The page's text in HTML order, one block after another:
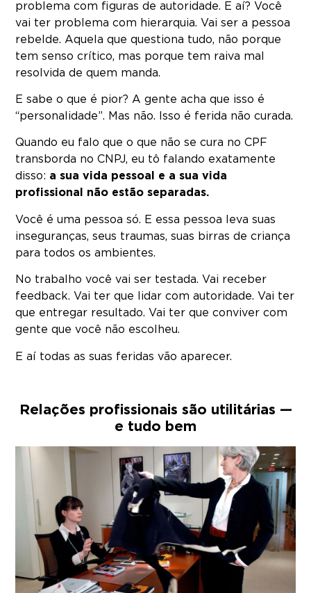
problema com figuras de autoridade. E aí? Você
vai ter problema com hierarquia. Vai ser a pessoa
rebelde. Aquela que questiona tudo, não porque
tem senso crítico, mas porque tem raiva mal
resolvida de quem manda.
E sabe o que é pior? A gente acha que isso é
“personalidade”. Mas não. Isso é ferida não curada.
Quando eu falo que o que não se cura no CPF
transborda no CNPJ, eu tô falando exatamente
disso: a sua vida pessoal e a sua vida
profissional não estão separadas.
Você é uma pessoa só. E essa pessoa leva suas
inseguranças, seus traumas, suas birras de criança
para todos os ambientes.
No trabalho você vai ser testada. Vai receber
feedback. Vai ter que lidar com autoridade. Vai ter
que entregar resultado. Vai ter que conviver com
gente que você não escolheu.
E aí todas as suas feridas vão aparecer.
Relações profissionais são utilitárias —
e tudo bem